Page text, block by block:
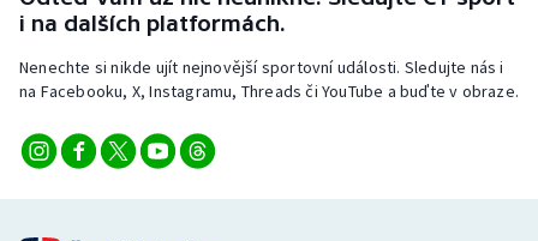
i na dalších platformách.
Nenechte si nikde ujít nejnovější sportovní události. Sledujte nás i
na Facebooku, X, Instagramu, Threads či YouTube a buďte v obraze.